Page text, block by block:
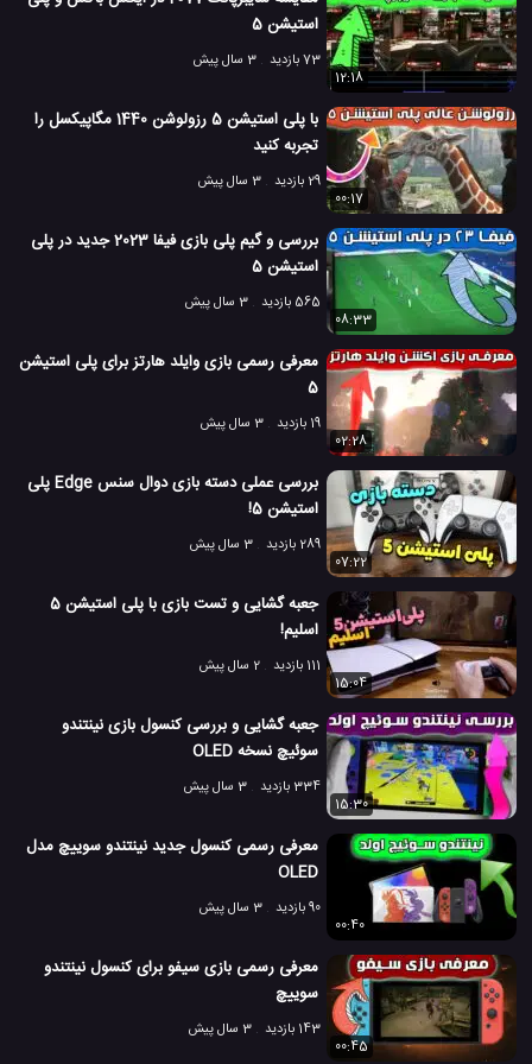
استیشن 5
73 بازدید
3 سال پیش
12:18
با پلی استیشن 5 رزولوشن 1440 مگاپیکسل را
تجربه کنید
29 بازدید
3 سال پیش
00:17
بررسی و گیم پلی بازی فیفا 2023 جدید در پلی
استیشن 5
565 بازدید
3 سال پیش
08:33
معرفی رسمی بازی وایلد هارتز برای پلی استیشن
5
19 بازدید
3 سال پیش
02:28
بررسی عملی دسته بازی دوال سنس Edge پلی
استیشن 5!
289 بازدید
3 سال پیش
07:22
جعبه گشایی و تست بازی با پلی استیشن 5
اسلیم!
111 بازدید
2 سال پیش
15:04
جعبه گشایی و بررسی کنسول بازی نینتندو
سوئیچ نسخه OLED
334 بازدید
3 سال پیش
15:30
معرفی رسمی کنسول جدید نینتندو سوییچ مدل
OLED
90 بازدید
3 سال پیش
00:40
معرفی رسمی بازی سیفو برای کنسول نینتندو
سوییچ
143 بازدید
3 سال پیش
00:45